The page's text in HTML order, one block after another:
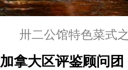
卅二公馆特色菜式
加拿大区评鉴顾问